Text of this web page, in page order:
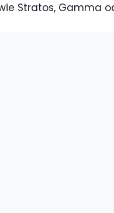
Stratos, Gamma